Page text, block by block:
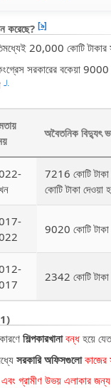
করেছে? [৯]
20,000 কোটি টাকার
সরকারের বকেয়া
।
অবৈতনিক বিদ্যুৎ
7216 কোটি
কোটি টাকা দেওয়া
9020 কোটি টাকা
2342 কোটি টাকা
শিল্পকারখানা বন্ধ হয়ে
সরকারি অফিসগুলো কাজের
গ্রামীণ উভয় এলাকার জন্য